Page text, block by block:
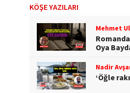
KÖŞE YAZILARI
Mehmet
Oya
Nadir
‘Öğle